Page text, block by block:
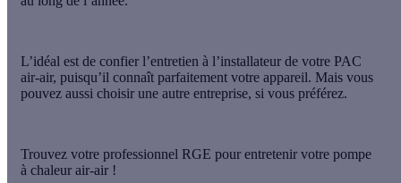
L’idéal est de confier l’entretien à l’installateur de votre PAC
air-air, puisqu’il connaît parfaitement votre appareil. Mais vous
pouvez aussi choisir une autre entreprise, si vous préférez.
Trouvez votre professionnel RGE pour entretenir votre pompe
à chaleur air-air !